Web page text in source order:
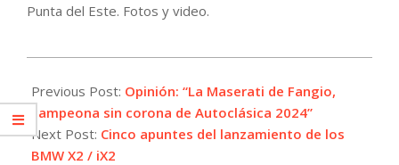
Punta del Este. Fotos y video.
10-
14
Previous Post: Opinión: “La Maserati de Fangio,
campeona sin corona de Autoclásica 2024”
Next Post: Cinco apuntes del lanzamiento de los
BMW X2 / iX2